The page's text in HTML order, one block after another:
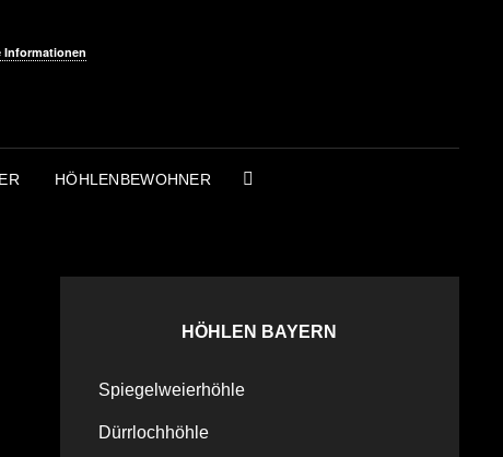
HÖHLENBEWOHNER
HÖHLEN BAYERN
Spiegelweierhöhle
Dürrlochhöhle
Informationen